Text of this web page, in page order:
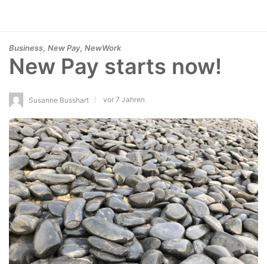
Business, New Pay, NewWork
New Pay starts now!
Susanne Busshart vor 7 Jahren